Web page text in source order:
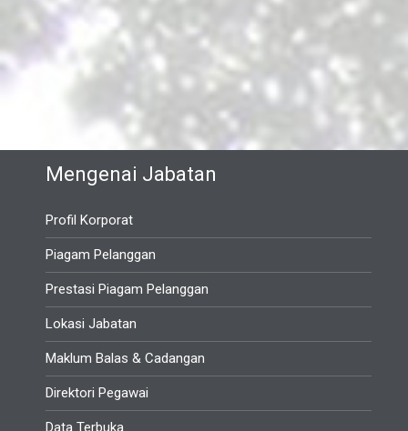
Mengenai Jabatan
Profil Korporat
Piagam Pelanggan
Prestasi Piagam Pelanggan
Lokasi Jabatan
Maklum Balas & Cadangan
Direktori Pegawai
Data Terbuka